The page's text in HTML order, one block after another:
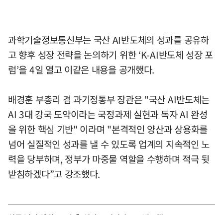
과학기술정보통신부는 국산 AI반도체의 성과를 공유하
고 향후 성장 전략을 논의하기 위한 ‘K-AI반도체 성장 포
럼’을 4일 열고 이같은 내용을 공개했다.
배경훈 부총리 겸 과기정통부 장관은 "국산 AI반도체는
AI 3대 강국 도약이라는 국정과제 실현과 독자 AI 완성
을 위한 핵심 기반" 이라며 "본격적인 양산과 상용화를
넘어 실질적인 성과를 낼 수 있도록 업계의 지속적인 노
력을 당부하며, 정부가 마중물 역할을 수행하며 적극 뒷
받침하겠다”고 강조했다.